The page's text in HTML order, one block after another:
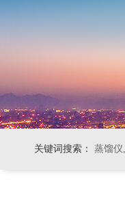
关键词搜索： 蒸馏